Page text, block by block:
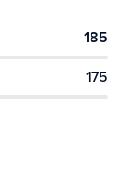
185
175